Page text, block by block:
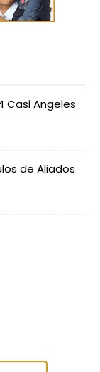
Casi Angeles
de Aliados